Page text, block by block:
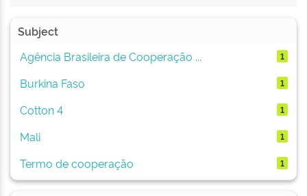
Subject
Agência Brasileira de Cooperação ...
1
Burkina Faso 1
Cotton 4 1
Mali 1
Termo de cooperação 1